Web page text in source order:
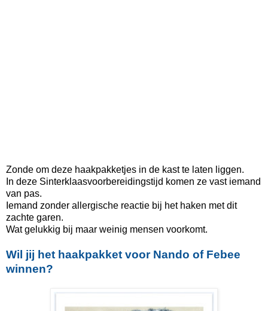
Zonde om deze haakpakketjes in de kast te laten liggen.
In deze Sinterklaasvoorbereidingstijd komen ze vast iemand
van pas.
Iemand zonder allergische reactie bij het haken met dit
zachte garen.
Wat gelukkig bij maar weinig mensen voorkomt.
Wil jij het haakpakket voor Nando of Febee
winnen?